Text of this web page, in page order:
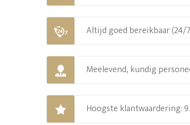
Altijd goed bereikbaar (24/
Meelevend, kundig
Hoogste klantwaardering: